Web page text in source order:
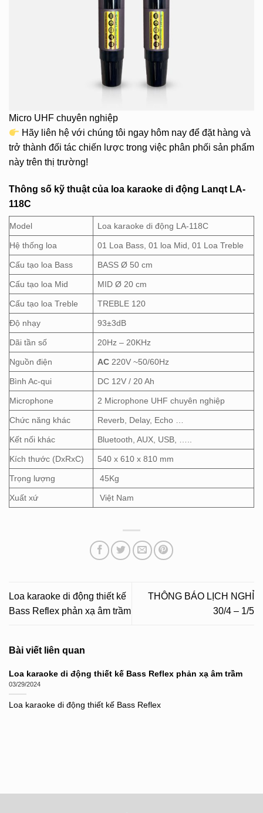
Micro UHF chuyên nghiệp
Hãy liên hệ với chúng tôi ngay hôm nay để đặt hàng và
trở thành đối tác chiến lược trong việc phân phối sản phẩm
này trên thị trường!
Thông số kỹ thuật của loa karaoke di động Lanqt LA-
118C
Model Loa karaoke di động LA-118C
Hệ thống loa 01 Loa Bass, 01 loa Mid, 01 Loa Treble
Cấu tạo loa Bass BASS Ø 50 cm
Cấu tạo loa Mid MID Ø 20 cm
Cấu tạo loa Treble TREBLE 120
Độ nhạy 93±3dB
Dãi tần số 20Hz – 20KHz
Nguồn điện AC 220V ~50/60Hz
Bình Ac-qui DC 12V / 20 Ah
Microphone 2 Microphone UHF chuyên nghiệp
Chức năng khác Reverb, Delay, Echo …
Kết nối khác Bluetooth, AUX, USB, …..
Kích thước (DxRxC) 540 x 610 x 810 mm
Trọng lượng 45Kg
Xuất xứ Việt Nam
Loa karaoke di động thiết kế
Bass Reflex phản xạ âm trầm
THÔNG BÁO LỊCH NGHỈ
30/4 – 1/5
Bài viết liên quan
Loa karaoke di động thiết kế Bass Reflex phản xạ âm trầm
03/29/2024
Loa karaoke di động thiết kế Bass Reflex